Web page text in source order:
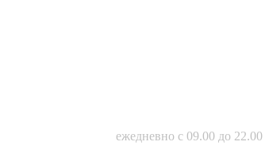
ежедневно с 09.00 до 22.00